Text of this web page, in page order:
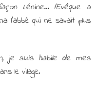
Lénine… l’Evêque a
l’abbé qui ne savait plus
je suis habile de mes
le village.